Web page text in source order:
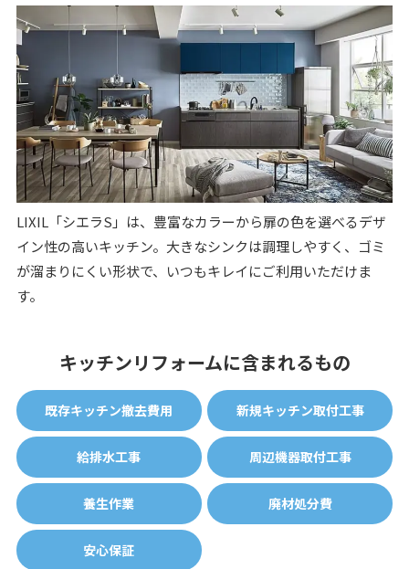
LIXIL「シエラS」は、豊富なカラーから扉の色を選べるデザ
イン性の高いキッチン。大きなシンクは調理しやすく、ゴミ
が溜まりにくい形状で、いつもキレイにご利用いただけま
す。
キッチンリフォームに含まれるもの
既存キッチン撤去費用 新規キッチン取付工事
給排水工事 周辺機器取付工事
養生作業 廃材処分費
安心保証